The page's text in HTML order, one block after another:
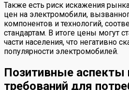
Также есть риск искажения
цен на электромобили,
компонентов и технологий,
стандартам. В итоге цены могут
части населения, что негативно
популярности электромобилей.
Позитивные аспекты
требований для